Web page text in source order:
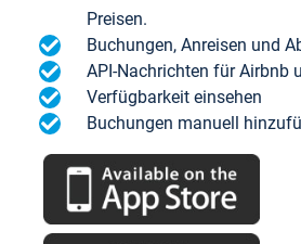
Preisen.
Buchungen, Anreisen und
API-Nachrichten für Airbnb
Verfügbarkeit einsehen
Buchungen manuell